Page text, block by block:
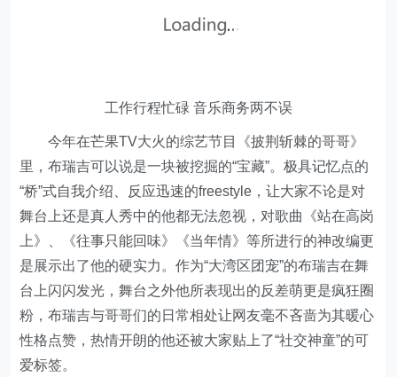
工作行程忙碌 音乐商务两不误
今年在芒果TV大火的综艺节目《披荆斩棘的哥哥》
里，布瑞吉可以说是一块被挖掘的“宝藏”。极具记忆点的
“桥”式自我介绍、反应迅速的freestyle，让大家不论是对
舞台上还是真人秀中的他都无法忽视，对歌曲《站在高岗
上》、《往事只能回味》《当年情》等所进行的神改编更
是展示出了他的硬实力。作为“大湾区团宠”的布瑞吉在舞
台上闪闪发光，舞台之外他所表现出的反差萌更是疯狂圈
粉，布瑞吉与哥哥们的日常相处让网友毫不吝啬为其暖心
性格点赞，热情开朗的他还被大家贴上了“社交神童”的可
爱标签。